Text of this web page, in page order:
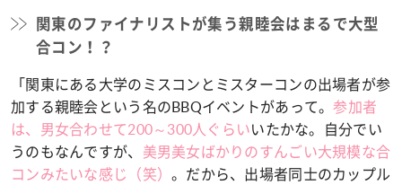
関東のファイナリストが集う親睦会はまるで大型
合コン！？
「関東にある大学のミスコンとミスターコンの出場者が参
加する親睦会という名のBBQイベントがあって。参加者
は、男女合わせて200～300人ぐらいいたかな。自分でい
うのもなんですが、 美男美女ばかりのすんごい大規模な合
コンみたいな感じ（笑）。だから、出場者同士のカップル